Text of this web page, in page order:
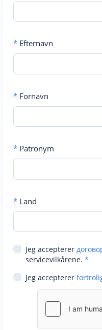
* Efternavn
* Fornavn
* Patronym
* Land
Jeg accepterer
servicevilkårene. *
Jeg accepterer